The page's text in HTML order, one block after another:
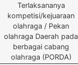
Terlaksananya
kompetisi/kejuaraan
olahraga / Pekan
olahraga Daerah pada
berbagai cabang
olahraga (PORDA)